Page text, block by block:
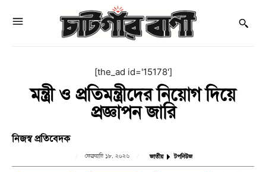
[the_ad id='15178']
মন্ত্রী ও প্রতিমন্ত্রীদের নিয়োগ দিয়ে
প্রজ্ঞাপন জারি
নিজস্ব প্রতিবেদক
ফেব্রুয়ারি ১৮, ২০২৬ জাতীয় টপনিউজ